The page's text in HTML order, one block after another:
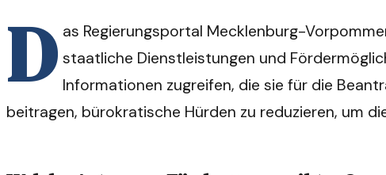
D as Regierungsportal Mecklenburg-
staatliche Dienstleistungen und
Informationen zugreifen, die sie für die
beitragen, bürokratische Hürden zu reduzieren, um